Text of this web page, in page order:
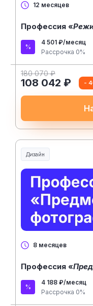
12 месяцев
Профессия «
4 501 ₽/месяц
Рассрочка 0%
180 070 ₽
108 042 ₽ -
Дизайн
8 месяцев
Профессия «
4 188 ₽/месяц
Рассрочка 0%